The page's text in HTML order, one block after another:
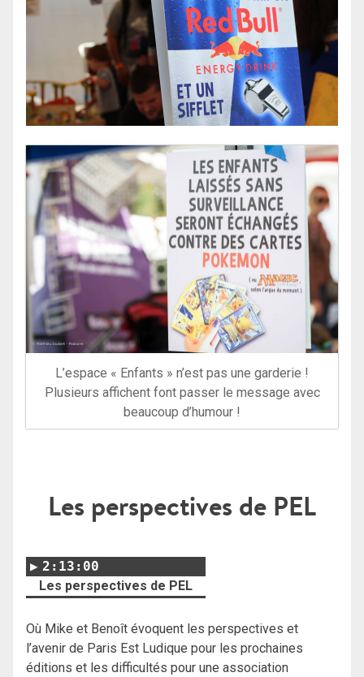
L’espace « Enfants » n’est pas une garderie !
Plusieurs affichent font passer le message avec
beaucoup d’humour !
Les perspectives de PEL
2:13:00
Les perspectives de PEL
Où Mike et Benoît évoquent les perspectives et
l’avenir de Paris Est Ludique pour les prochaines
éditions et les difficultés pour une association